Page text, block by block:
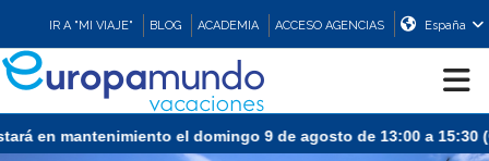
IR A "MI VIAJE" BLOG ACADEMIA ACCESO AGENCIAS España
CRUCEROS
mantenimiento el domingo 9 de agosto de 13:00 a 15:30